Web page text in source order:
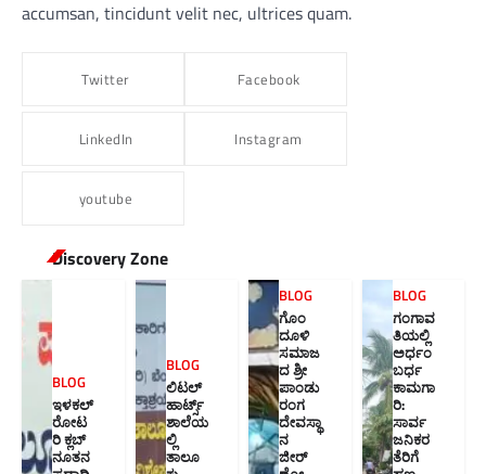
accumsan, tincidunt velit nec, ultrices quam.
Twitter Facebook
LinkedIn Instagram
youtube
Discovery Zone
BLOG
ಇಳಕಲ್
ರೋಟ
ರಿ ಕ್ಲಬ್
ನೂತನ‌
BLOG
ಲಿಟಲ್
ಹಾರ್ಟ್ಸ್
ಶಾಲೆಯ
ಲ್ಲಿ
ತಾಲೂ
BLOG
ಗೊಂ
ದೂಳಿ
ಸಮಾಜ
ದ ಶ್ರೀ
ಪಾಂಡು
ರಂಗ
ದೇವಸ್ಥಾ
ನ
ಜೀರ್
BLOG
ಗಂಗಾವ
ತಿಯಲ್ಲಿ
ಅರ್ಧಂ
ಬರ್ಧ
ಕಾಮಗಾ
ರಿ:
ಸಾರ್ವ
ಜನಿಕರ
ತೆರಿಗೆ